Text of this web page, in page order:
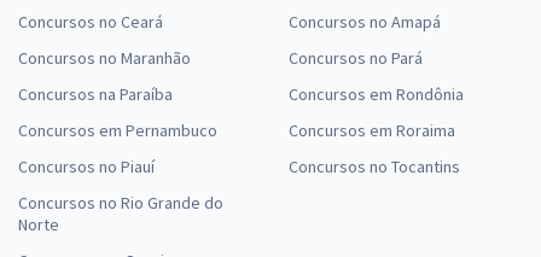
Concursos no Ceará
Concursos no Maranhão
Concursos na Paraíba
Concursos em Pernambuco
Concursos no Piauí
Concursos no Rio Grande do
Norte
Concursos no Amapá
Concursos no Pará
Concursos em Rondônia
Concursos em Roraima
Concursos no Tocantins